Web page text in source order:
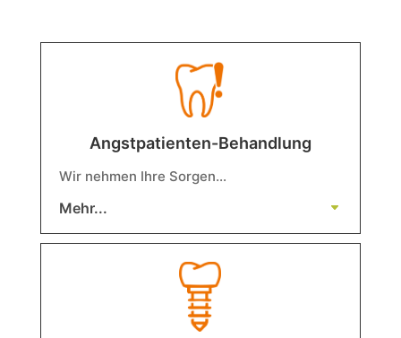
Angstpatienten-Behandlung
Wir nehmen Ihre Sorgen…
Mehr...